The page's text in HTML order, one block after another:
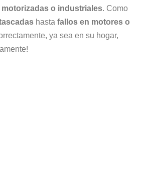
o industriales. Como
hasta fallos en motores o
ya sea en su hogar,